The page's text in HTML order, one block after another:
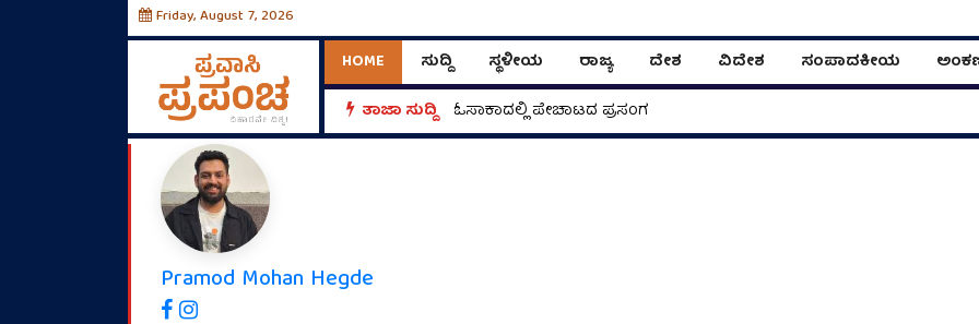
Friday, August 7, 2026
HOME ಸುದ್ದಿ ಸ್ಥಳೀಯ ರಾಜ್ಯ ದೇಶ ವಿದೇಶ ಸಂಪಾದಕೀಯ
ತಾಜಾ ಸುದ್ದಿ
ಓಸಾಕಾದಲ್ಲಿ ಪೇಚಾಟದ ಪ್ರಸಂಗ
Pramod Mohan Hegde